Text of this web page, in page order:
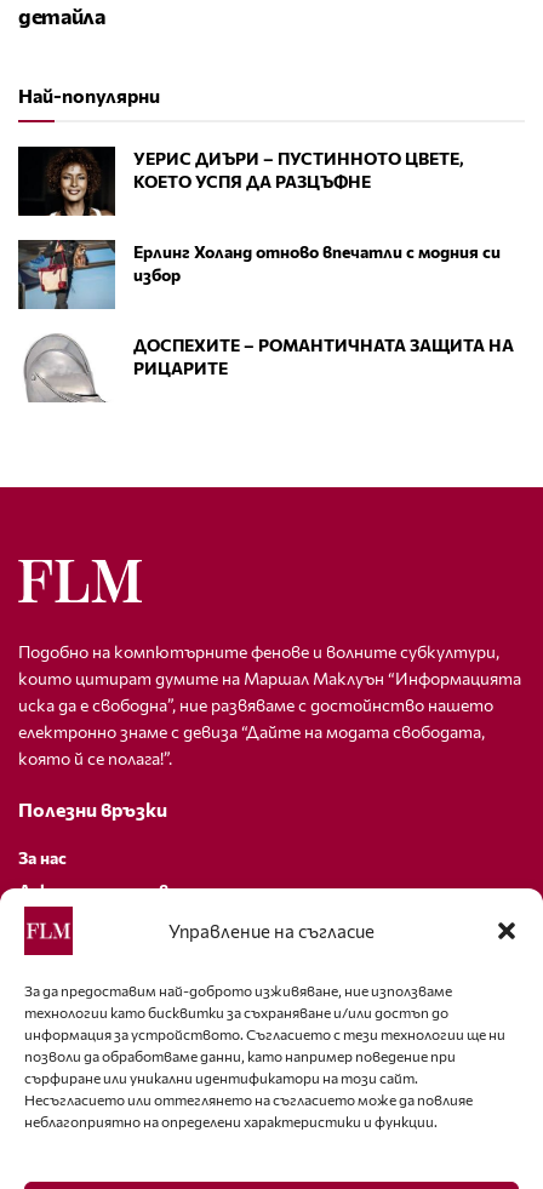
Управление на съгласие
За да предоставим най-доброто изживяване, ние използваме
технологии като бисквитки за съхраняване и/или достъп до
информация за устройството. Съгласието с тези технологии ще ни
позволи да обработваме данни, като например поведение при
сърфиране или уникални идентификатори на този сайт.
Несъгласието или оттеглянето на съгласието може да повлияе
неблагоприятно на определени характеристики и функции.
детайла
Най-популярни
УЕРИС ДИЪРИ – ПУСТИННОТО ЦВЕТЕ,
КОЕТО УСПЯ ДА РАЗЦЪФНЕ
Ерлинг Холанд отново впечатли с модния си
избор
ДОСПЕХИТЕ – РОМАНТИЧНАТА ЗАЩИТА НА
РИЦАРИТЕ
Подобно на компютърните фенове и волните субкултури,
които цитират думите на Маршал Маклуън “Информацията
иска да е свободна”, ние развяваме с достойнство нашето
електронно знаме с девиза “Дайте на модата свободата,
която й се полага!”.
Полезни връзки
За нас
Декларация за поверителност
Политика за бисквитки
За контакти
editor@fashion-lifestyle.net
+359 88 227 33 47
Последвайте ни
Facebook